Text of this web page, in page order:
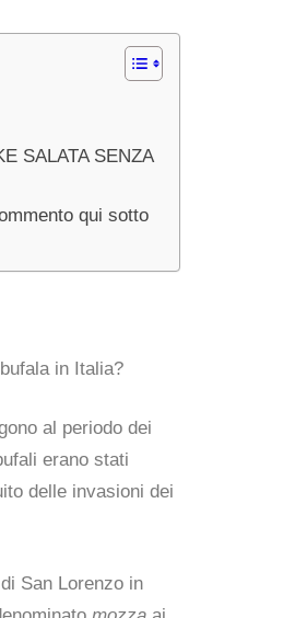
SALATA SENZA
qui sotto
in Italia?
al periodo dei
erano stati
delle invasioni dei
San Lorenzo in